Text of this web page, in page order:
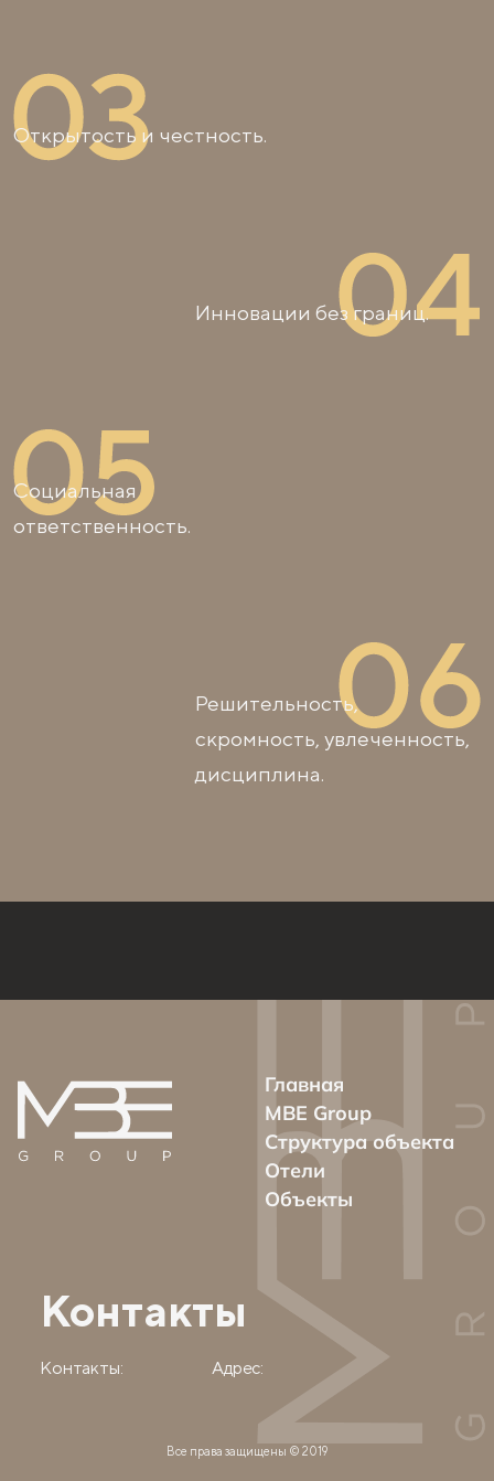
Открытость и честность.
Инновации без границ.
Социальная
ответственность.
Решительность,
скромность, увлеченность,
дисциплина.
Главная
MBE Group
Структура объекта
Отели
Объекты
Контакты
Контакты: Адрес:
Все права защищены © 2019